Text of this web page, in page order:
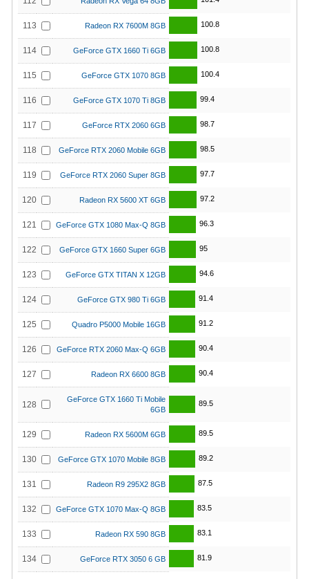
113 Radeon RX 7600M 8GB 100.8
114 GeForce GTX 1660 Ti 6GB 100.8
115 GeForce GTX 1070 8GB 100.4
116 GeForce GTX 1070 Ti 8GB 99.4
117 GeForce RTX 2060 6GB 98.7
118 GeForce RTX 2060 Mobile 6GB 98.5
119 GeForce RTX 2060 Super 8GB 97.7
120 Radeon RX 5600 XT 6GB 97.2
121 GeForce GTX 1080 Max-Q 8GB 96.3
122 GeForce GTX 1660 Super 6GB 95
123 GeForce GTX TITAN X 12GB 94.6
124 GeForce GTX 980 Ti 6GB 91.4
125 Quadro P5000 Mobile 16GB 91.2
126 GeForce RTX 2060 Max-Q 6GB 90.4
127 Radeon RX 6600 8GB 90.4
128
GeForce GTX 1660 Ti Mobile
6GB
89.5
129 Radeon RX 5600M 6GB 89.5
130 GeForce GTX 1070 Mobile 8GB 89.2
131 Radeon R9 295X2 8GB 87.5
132 GeForce GTX 1070 Max-Q 8GB 83.5
133 Radeon RX 590 8GB 83.1
134 GeForce RTX 3050 6 GB 81.9